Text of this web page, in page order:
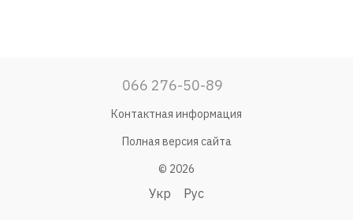
066 276-50-89
Контактная информация
Полная версия сайта
© 2026
Укр Рус